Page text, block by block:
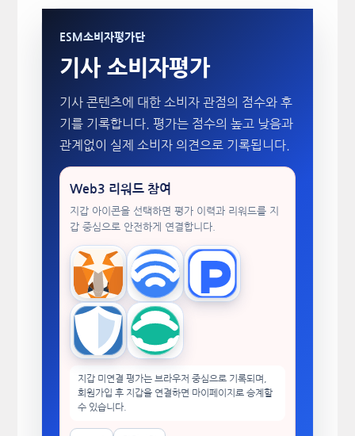
ESM소비자평가단
기사 소비자평가
기사 콘텐츠에 대한 소비자 관점의 점수와 후
기를 기록합니다. 평가는 점수의 높고 낮음과
관계없이 실제 소비자 의견으로 기록됩니다.
Web3 리워드 참여
지갑 아이콘을 선택하면 평가 이력과 리워드를 지
갑 중심으로 안전하게 연결합니다.
MetaMask WalletConnectTokenPocket
Trust Wallet imToken
지갑 미연결 평가는 브라우저 중심으로 기록되며,
회원가입 후 지갑을 연결하면 마이페이지로 승계할
수 있습니다.